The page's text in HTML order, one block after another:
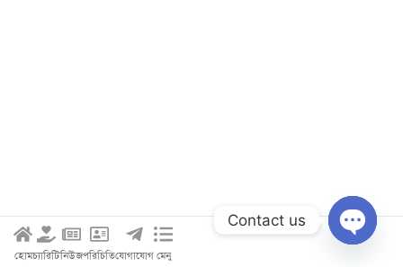
হোমচ্যারিটিনিউজপরিচিতিযোগাযোগ মেনু
Contact us